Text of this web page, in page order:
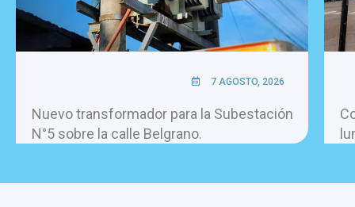
7 AGOSTO, 2026
Nuevo transformador para la Subestación
N°5 sobre la calle Belgrano.